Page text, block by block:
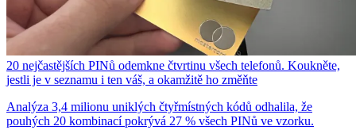
20 nejčastějších PINů odemkne čtvrtinu všech telefonů. Koukněte,
jestli je v seznamu i ten váš, a okamžitě ho změňte
Analýza 3,4 milionu uniklých čtyřmístných kódů odhalila, že
pouhých 20 kombinací pokrývá 27 % všech PINů ve vzorku.